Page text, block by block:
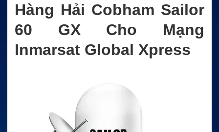
Hàng Hải Cobham Sailor
60 GX Cho Mạng
Inmarsat Global Xpress